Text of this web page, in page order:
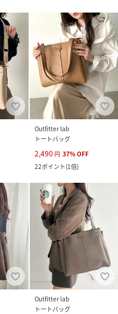
Outfitter lab
トートバッグ
2,490 円 37%OFF
22ポイント(1倍)
Outfitter lab
トートバッグ